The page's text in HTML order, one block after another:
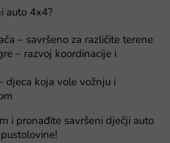
l
l
i
t
a
n
j
a
a
auto 4x4?
– savršeno za različite terene
– razvoj koordinacije i
djeca koja vole vožnju i
i pronađite savršeni dječji auto